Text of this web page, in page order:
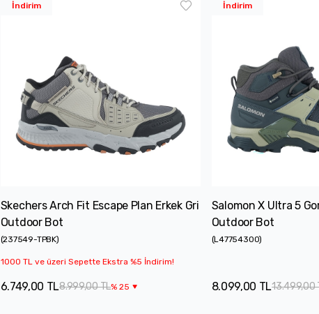
İndirim
Skechers Arch Fit Escape Plan Erkek Gri
Outdoor Bot
(237549-TPBK)
1000 TL ve üzeri Sepette Ekstra %5 İndirim!
8.999,00 TL%25
6.749,00 TL
İndirim
Salomon X Ultra 5
Outdoor Bot
(L47754300)
13.499,00
8.099,00 TL